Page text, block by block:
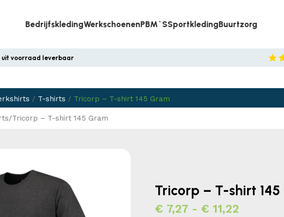
BedrijfskledingWerkschoenenPBM`sSportkledingBuurtzorg
uit voorraad leverbaar
/ T-shirts / Tricorp – T-shirt 145 Gram
Tricorp – T-shirt 145 Gram
Tricorp – T-shirt
€ 7,27 - € 11,22